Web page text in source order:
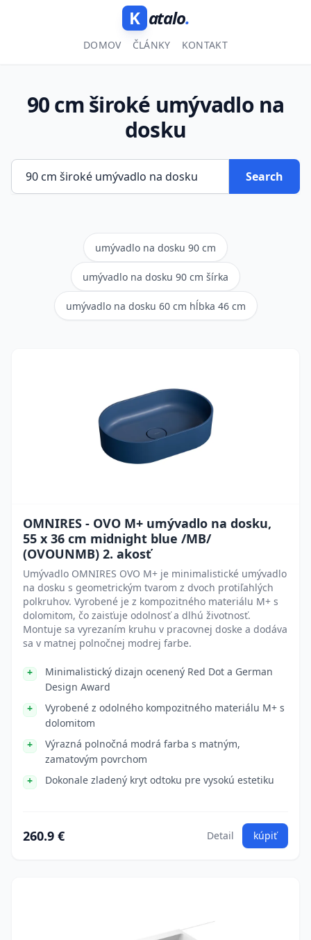
K atalo.
DOMOV ČLÁNKY KONTAKT
90 cm široké umývadlo na
dosku
Search
umývadlo na dosku 90 cm
umývadlo na dosku 90 cm šírka
umývadlo na dosku 60 cm hĺbka 46 cm
OMNIRES - OVO M+ umývadlo na dosku,
55 x 36 cm midnight blue /MB/
(OVOUNMB) 2. akosť
Umývadlo OMNIRES OVO M+ je minimalistické umývadlo
na dosku s geometrickým tvarom z dvoch protiľahlých
polkruhov. Vyrobené je z kompozitného materiálu M+ s
dolomitom, čo zaisťuje odolnosť a dlhú životnosť.
Montuje sa vyrezaním kruhu v pracovnej doske a dodáva
sa v matnej polnočnej modrej farbe.
Minimalistický dizajn ocenený Red Dot a German
Design Award
Vyrobené z odolného kompozitného materiálu M+ s
dolomitom
Výrazná polnočná modrá farba s matným,
zamatovým povrchom
Dokonale zladený kryt odtoku pre vysokú estetiku
260.9 € Detail kúpiť